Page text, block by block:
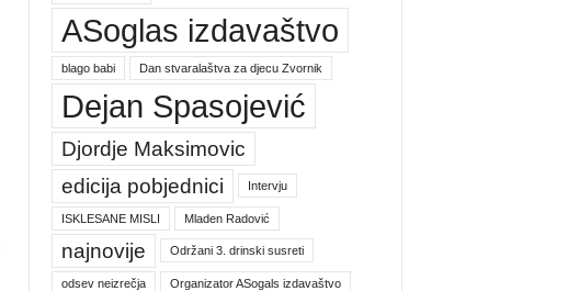
ASoglas izdavaštvo
blago babi Dan stvaralaštva za djecu Zvornik
Dejan Spasojević
Djordje Maksimovic
edicija pobjednici
Intervju
ISKLESANE MISLI Mladen Radović
najnovije Održani 3. drinski susreti
odsev neizrečja Organizator ASogals izdavaštvo